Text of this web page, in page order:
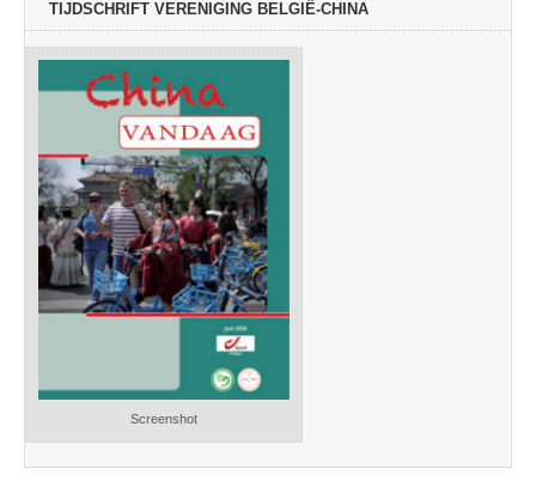
TIJDSCHRIFT VERENIGING BELGIË-CHINA
Screenshot